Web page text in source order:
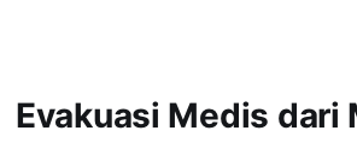
Evakuasi Medis dari